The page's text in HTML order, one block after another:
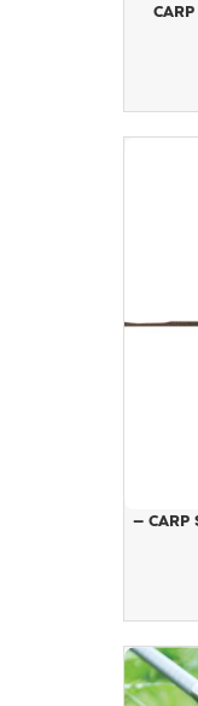
CARP SPIRIT HEAVY LIP CLOSE NEEDLE –